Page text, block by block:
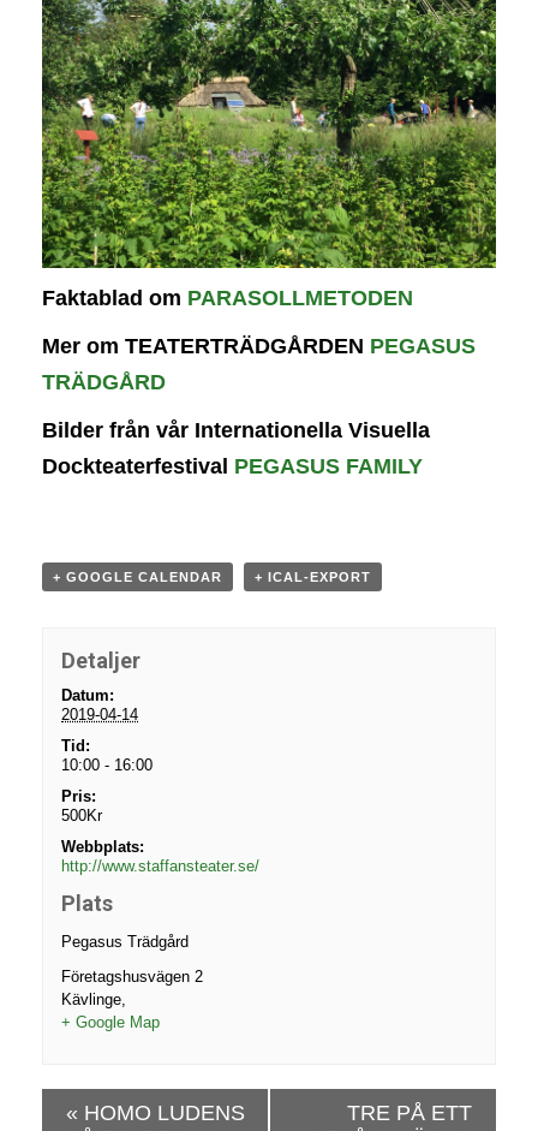
Faktablad om PARASOLLMETODEN
Mer om TEATERTRÄDGÅRDEN PEGASUS
TRÄDGÅRD
Bilder från vår Internationella Visuella
Dockteaterfestival PEGASUS FAMILY
+ GOOGLE CALENDAR + ICAL-EXPORT
Detaljer
Datum:
2019-04-14
Tid:
10:00 - 16:00
Pris:
500Kr
Webbplats:
http://www.staffansteater.se/
Plats
Pegasus Trädgård
Företagshusvägen 2
Kävlinge,
+ Google Map
« HOMO LUDENS
TRE PÅ ETT